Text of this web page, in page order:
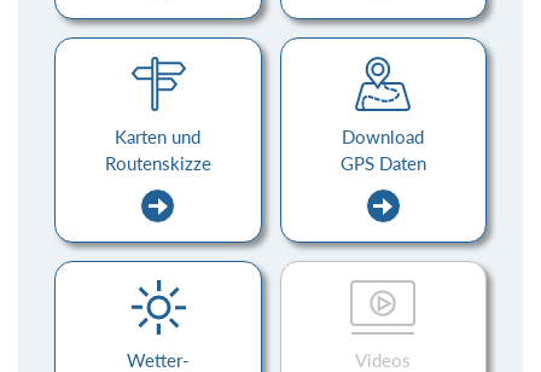
Karten und
Routenskizze
Download
GPS Daten
Wetter-
Videos